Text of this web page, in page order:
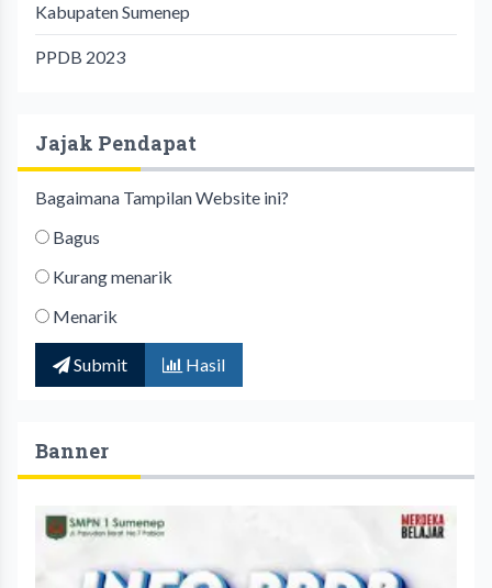
Kabupaten Sumenep
PPDB 2023
Jajak Pendapat
Bagaimana Tampilan Website ini?
Bagus
Kurang menarik
Menarik
Submit Hasil
Banner